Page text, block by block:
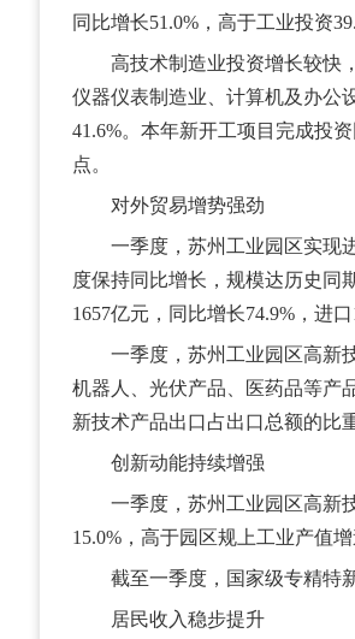
同比增长51.0%，高于工业投资
高技术制造业投资增长较快，
仪器仪表制造业、计算机及办公
41.6%。本年新开工项目完成投
点。
对外贸易增势强劲
一季度，苏州工业园区实现进
度保持同比增长，规模达历史同
1657亿元，同比增长74.9%，进
一季度，苏州工业园区高新技
机器人、光伏产品、医药品等产
新技术产品出口占出口总额的比
创新动能持续增强
一季度，苏州工业园区高新技
15.0%，高于园区规上工业产值增
截至一季度，国家级专精特新
居民收入稳步提升